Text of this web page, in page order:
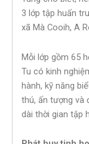
3 lớp tập huấn
xã Mà Cooih, A
Mỗi lớp gồm 65
Tu có kinh
hành, kỹ năng
thú, ấn tượng và
dài thời gian tập